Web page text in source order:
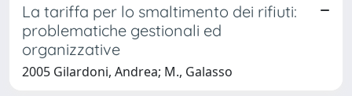
La tariffa per lo smaltimento dei rifiuti:
problematiche gestionali ed
organizzative
2005 Gilardoni, Andrea; M., Galasso